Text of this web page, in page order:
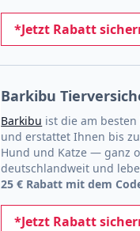
*Jetzt Rabatt
Barkibu
Barkibu ist die am
und erstattet Ihnen bis
Hund und Katze — ganz
deutschlandweit und
25 € Rabatt mit dem
*Jetzt Rabatt